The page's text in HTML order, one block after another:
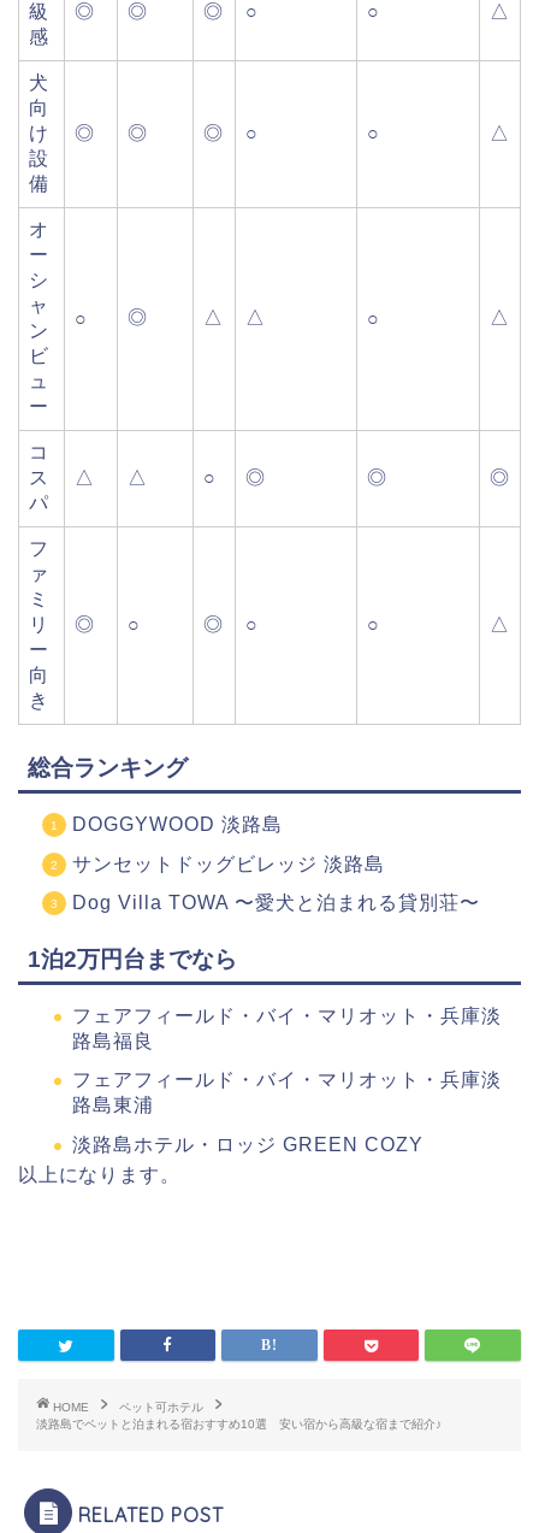
級
感
◎ ◎ ◎ ○ ○ △
犬
向
け
設
備
◎ ◎ ◎ ○ ○ △
オ
ー
シ
ャ
ン
ビ
ュ
ー
○ ◎ △ △ ○ △
コ
ス
パ
△ △ ○ ◎ ◎ ◎
フ
ァ
ミ
リ
ー
向
き
◎ ○ ◎ ○ ○ △
総合ランキング
DOGGYWOOD 淡路島
サンセットドッグビレッジ 淡路島
Dog Villa TOWA 〜愛犬と泊まれる貸別荘〜
1泊2万円台までなら
フェアフィールド・バイ・マリオット・兵庫淡
路島福良
フェアフィールド・バイ・マリオット・兵庫淡
路島東浦
淡路島ホテル・ロッジ GREEN COZY
以上になります。
HOME
ペット可ホテル
淡路島でペットと泊まれる宿おすすめ10選 安い宿から高級な宿まで紹介♪
RELATED POST